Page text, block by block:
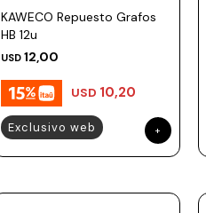
KAWECO Repuesto Grafos
HB 12u
USD 12,00
USD 10,20
Exclusivo web